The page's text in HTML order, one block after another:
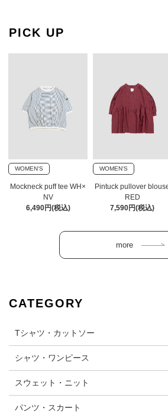
PICK UP
WOMEN'S
Mockneck puff tee WH×
NV
6,490円(税込)
WOMEN'S
Pintuck pullover
RED
7,590円(税込)
CATEGORY
Tシャツ・カットソー
シャツ・ワンピース
スウェット・ニット
パンツ・スカート